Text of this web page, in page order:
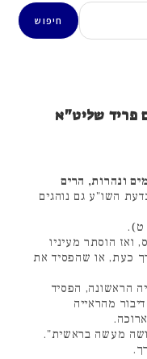
חיפוש
פריד שליט"א
ונהרות, הרים
השו"ע גם נוהגים
ט).
הוסתר מעיניו
כעת, או שהפסיד את
הראשונה, הפסיד
מהראייה
מעשה בראשית".